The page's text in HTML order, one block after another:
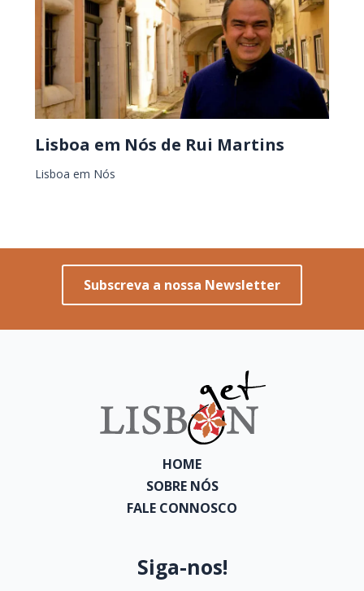
Lisboa em Nós de Rui Martins
Lisboa em Nós
Subscreva a nossa Newsletter
HOME
SOBRE NÓS
FALE CONNOSCO
Siga-nos!